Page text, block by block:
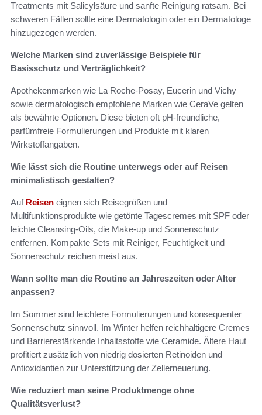
Treatments mit Salicylsäure und sanfte Reinigung ratsam. Bei
schweren Fällen sollte eine Dermatologin oder ein Dermatologe
hinzugezogen werden.
Welche Marken sind zuverlässige Beispiele für
Basisschutz und Verträglichkeit?
Apothekenmarken wie La Roche-Posay, Eucerin und Vichy
sowie dermatologisch empfohlene Marken wie CeraVe gelten
als bewährte Optionen. Diese bieten oft pH-freundliche,
parfümfreie Formulierungen und Produkte mit klaren
Wirkstoffangaben.
Wie lässt sich die Routine unterwegs oder auf Reisen
minimalistisch gestalten?
Auf Reisen eignen sich Reisegrößen und
Multifunktionsprodukte wie getönte Tagescremes mit SPF oder
leichte Cleansing-Oils, die Make-up und Sonnenschutz
entfernen. Kompakte Sets mit Reiniger, Feuchtigkeit und
Sonnenschutz reichen meist aus.
Wann sollte man die Routine an Jahreszeiten oder Alter
anpassen?
Im Sommer sind leichtere Formulierungen und konsequenter
Sonnenschutz sinnvoll. Im Winter helfen reichhaltigere Cremes
und Barrierestärkende Inhaltsstoffe wie Ceramide. Ältere Haut
profitiert zusätzlich von niedrig dosierten Retinoiden und
Antioxidantien zur Unterstützung der Zellerneuerung.
Wie reduziert man seine Produktmenge ohne
Qualitätsverlust?